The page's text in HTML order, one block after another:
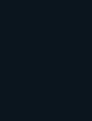
van het schip, dat
of los gestort is
het laadruim is de
die boven de
aan dek gestuwd